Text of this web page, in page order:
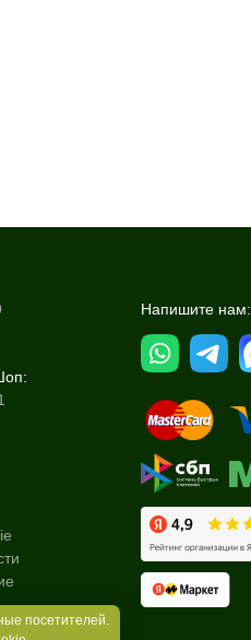
Напишите нам:
посетителей.